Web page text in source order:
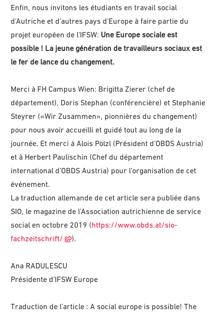
Enfin, nous invitons les étudiants en travail social
d’Autriche et d’autres pays d’Europe à faire partie du
projet européen de l’IFSW: Une Europe sociale est
possible ! La jeune génération de travailleurs sociaux est
le fer de lance du changement.
Merci à FH Campus Wien: Brigitta Zierer (chef de
département), Doris Stephan (conférencière) et Stephanie
Steyrer («Wir Zusammen», pionnières du changement)
pour nous avoir accueilli et guidé tout au long de la
journée. Et merci à Alois Pölzl (Président d’OBDS Austria)
et à Herbert Paulischin (Chef du département
international d’OBDS Austria) pour l’organisation de cet
événement.
La traduction allemande de cet article sera publiée dans
SIO, le magazine de l’Association autrichienne de service
social en octobre 2019 (https://www.obds.at/sio-
fachzeitschrift/
).
Ana RADULESCU
Présidente d’IFSW Europe
Traduction de l’article : A social europe is possible! The